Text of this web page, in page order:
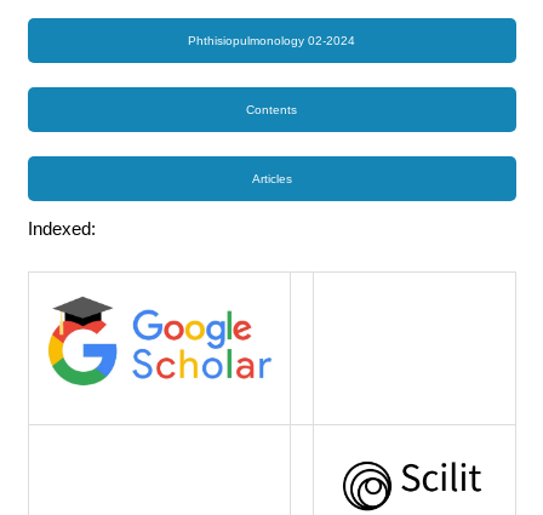
Phthisiopulmonology 02-2024
Contents
Articles
Indexed: